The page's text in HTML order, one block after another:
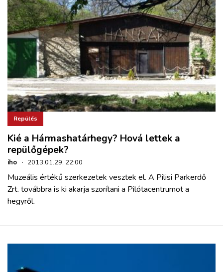
Repülés
Kié a Hármashatárhegy? Hová lettek a
repülőgépek?
iho · 2013.01.29. 22:00
Muzeális értékű szerkezetek vesztek el. A Pilisi Parkerdő
Zrt. továbbra is ki akarja szorítani a Pilótacentrumot a
hegyről.